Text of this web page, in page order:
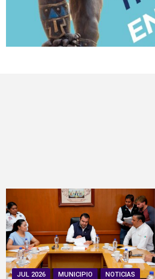
JUL 2026 MUNICIPIO NOTICIAS